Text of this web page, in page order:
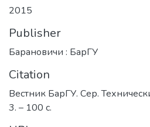
2015
Publisher
Барановичи : БарГУ
Citation
Вестник БарГУ. Сер.
3. – 100 с.